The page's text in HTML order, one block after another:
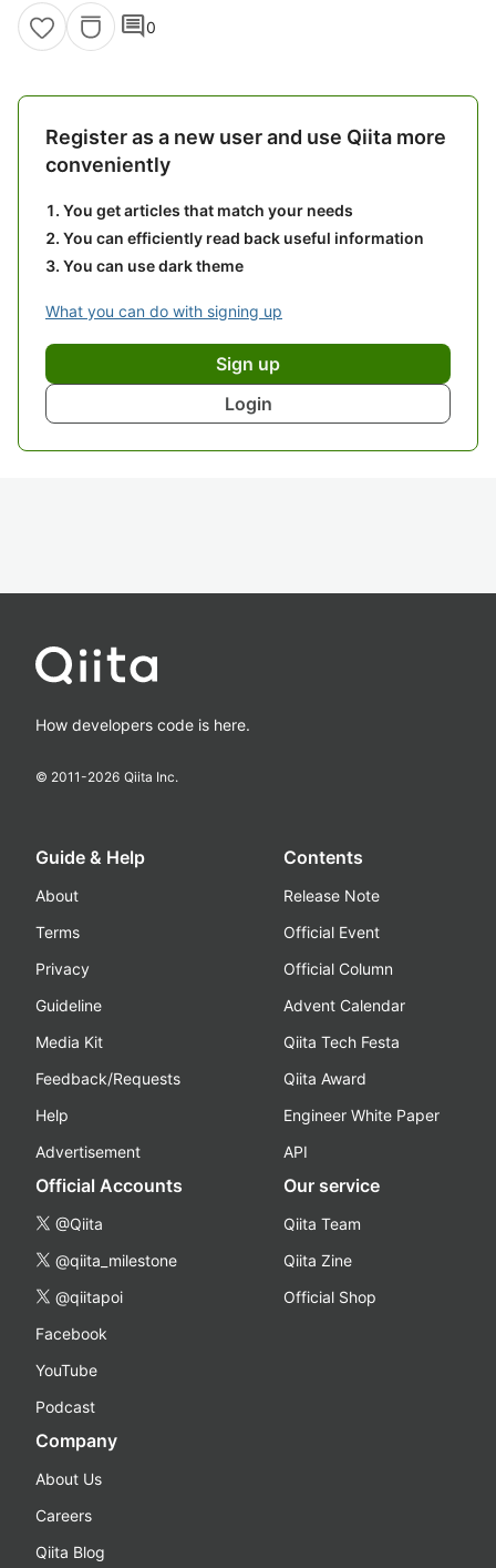
comment0
Register as a new user and use Qiita more
conveniently
You get articles that match your needs
You can efficiently read back useful information
You can use dark theme
What you can do with signing up
Sign up
Login
How developers code is here.
© 2011-2026 Qiita Inc.
Guide & Help
About
Terms
Privacy
Guideline
Media Kit
Feedback/Requests
Help
Advertisement
Contents
Release Note
Official Event
Official Column
Advent Calendar
Qiita Tech Festa
Qiita Award
Engineer White Paper
API
Official Accounts
@Qiita
@qiita_milestone
@qiitapoi
Facebook
YouTube
Podcast
Our service
Qiita Team
Qiita Zine
Official Shop
Company
About Us
Careers
Qiita Blog